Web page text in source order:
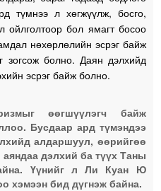
түмнээ л хөгжүүлж, босго,
ойлголтоор бол ямагт босоо
нөхөрлөлийн эсрэг байж
зогсож болно. Даян дэлхийд
эсрэг байж болно.
өөгшүүлэгч байж
Бусдаар ард түмэндээ
алдаршуул, өөрийгөө
дэлхий ба түүх Таны
Үүнийг л Ли Куан Ю
хэмээн бид дүгнэж байна.